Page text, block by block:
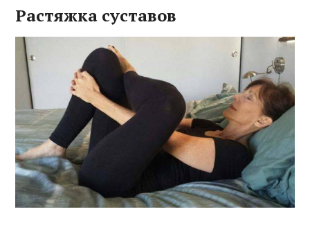
Растяжка суставов